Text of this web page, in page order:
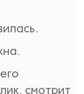
смотрит